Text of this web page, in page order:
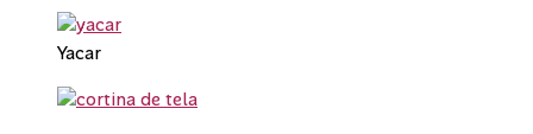
Yacar